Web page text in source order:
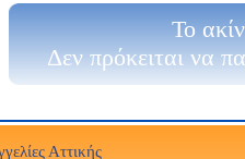
Το
Δεν πρόκειται να
Αττικής